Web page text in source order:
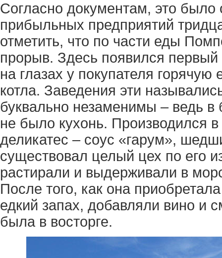
Согласно документам, это
прибыльных предприятий
отметить, что по части еды
прорыв. Здесь появился
на глазах у покупателя
котла. Заведения эти
буквально незаменимы – ведь
не было кухонь. Производился
деликатес – соус «гарум»,
существовал целый цех по его
растирали и выдерживали в
После того, как она
едкий запах, добавляли вино и
была в восторге.